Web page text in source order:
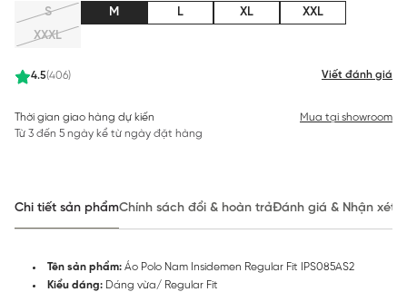
4.5(406) Viết đánh giá
S M L XL
XXL
XXXL
Thời gian giao hàng dự kiến
Từ 3 đến 5 ngày kể từ ngày đặt hàng
Mua tại showroom
Chi tiết sản phẩmChính sách đổi & hoàn trảĐánh giá & Nhận xét
Tên sản phẩm: Áo Polo Nam Insidemen Regular Fit IPS085AS2
Kiểu dáng: Dáng vừa/ Regular Fit